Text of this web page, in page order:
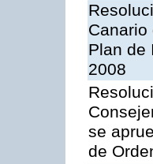
Plan de
2008
se
de